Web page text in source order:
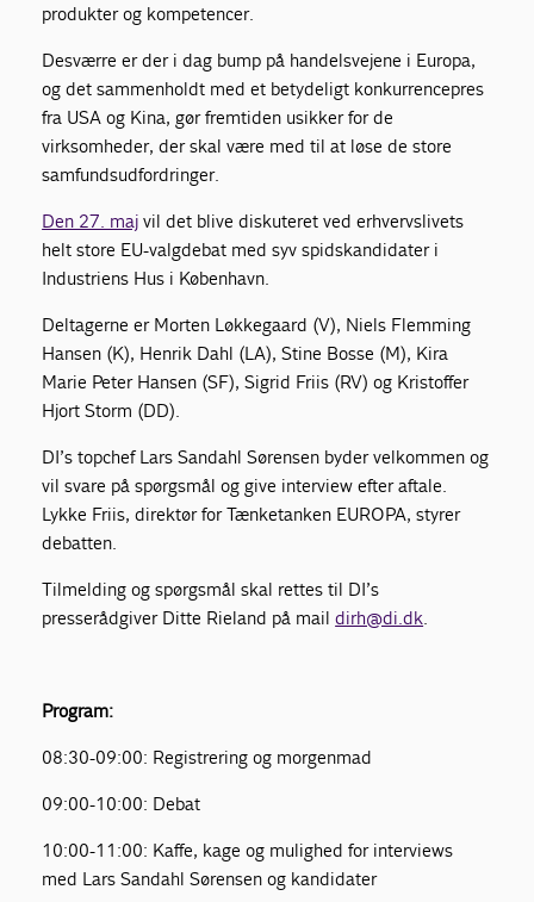
produkter og kompetencer.
Desværre er der i dag bump på handelsvejene i Europa,
og det sammenholdt med et betydeligt konkurrencepres
fra USA og Kina, gør fremtiden usikker for de
virksomheder, der skal være med til at løse de store
samfundsudfordringer.
Den 27. maj vil det blive diskuteret ved erhvervslivets
helt store EU-valgdebat med syv spidskandidater i
Industriens Hus i København.
Deltagerne er Morten Løkkegaard (V), Niels Flemming
Hansen (K), Henrik Dahl (LA), Stine Bosse (M), Kira
Marie Peter Hansen (SF), Sigrid Friis (RV) og Kristoffer
Hjort Storm (DD).
DI’s topchef Lars Sandahl Sørensen byder velkommen og
vil svare på spørgsmål og give interview efter aftale.
Lykke Friis, direktør for Tænketanken EUROPA, styrer
debatten.
Tilmelding og spørgsmål skal rettes til DI’s
presserådgiver Ditte Rieland på maildirh@di.dk.
Program:
08:30-09:00: Registrering og morgenmad
09:00-10:00: Debat
10:00-11:00: Kaffe, kage og mulighed for interviews
med Lars Sandahl Sørensen og kandidater